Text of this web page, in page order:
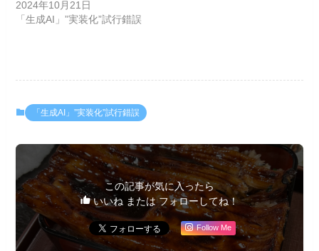
2024年10月21日
「生成AI」”実装化”試行錯誤
「生成AI」”実装化”試行錯誤
この記事が気に入ったら
いいね または フォローしてね！
Follow Me